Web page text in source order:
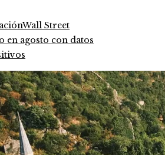
Wall Street
en agosto con datos